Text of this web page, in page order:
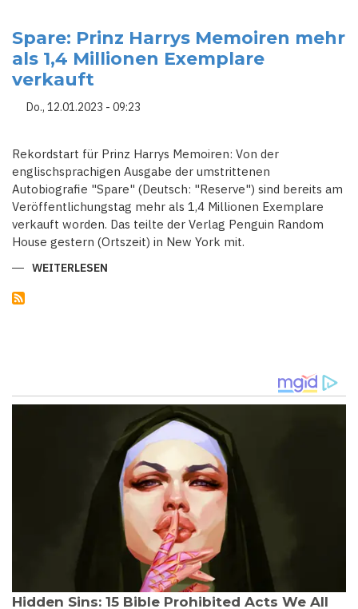
MIT
DER
BRITISCHEN
BOULEVARDPRESSE
EINEM
SHOWDOWN
Spare: Prinz Harrys Memoiren mehr
als 1,4 Millionen Exemplare
verkauft
Do., 12.01.2023 - 09:23
Rekordstart für Prinz Harrys Memoiren: Von der
englischsprachigen Ausgabe der umstrittenen
Autobiografie "Spare" (Deutsch: "Reserve") sind bereits am
Veröffentlichungstag mehr als 1,4 Millionen Exemplare
verkauft worden. Das teilte der Verlag Penguin Random
House gestern (Ortszeit) in New York mit.
WEITERLESEN